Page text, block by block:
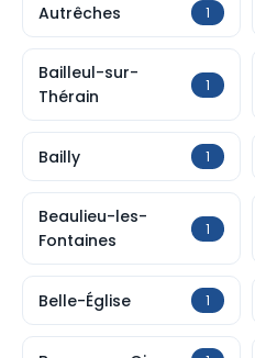
Autrêches 1
Bailleul-sur-
Thérain
1
Bailly 1
Beaulieu-les-
Fontaines
1
Belle-Église 1